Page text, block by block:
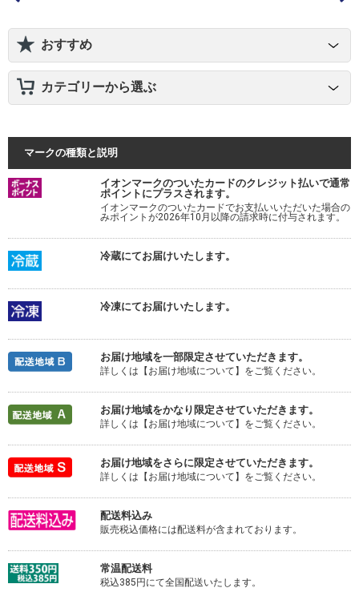
おすすめ
カテゴリーから選ぶ
マークの種類と説明
イオンマークのついたカードのクレジット払いで通常
ポイントにプラスされます。
イオンマークのついたカードでお支払いいただいた場合の
みポイントが2026年10月以降の請求時に付与されます。
冷蔵にてお届けいたします。
冷凍にてお届けいたします。
お届け地域を一部限定させていただきます。
詳しくは【お届け地域について】をご覧ください。
お届け地域をかなり限定させていただきます。
詳しくは【お届け地域について】をご覧ください。
お届け地域をさらに限定させていただきます。
詳しくは【お届け地域について】をご覧ください。
配送料込み
販売税込価格には配送料が含まれております。
常温配送料
税込385円にて全国配送いたします。